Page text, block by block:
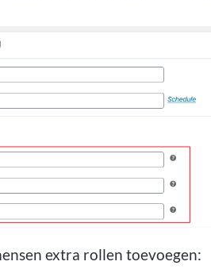
extra rollen toevoegen: